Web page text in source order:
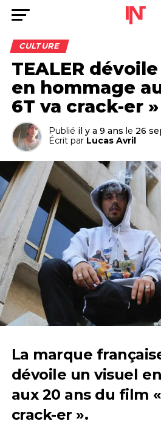
CULTURE
TEALER
en hommage
6T va crack-er »
Publié il y a 9 ans le 26
Écrit par Lucas Avril
La marque
dévoile un visuel
aux 20 ans du film
crack-er ».